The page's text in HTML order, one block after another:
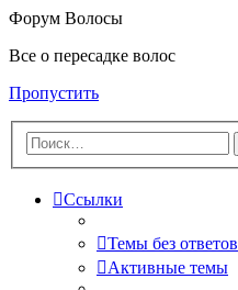
Форум Волосы
Все о пересадке волос
Пропустить
Ссылки
Темы без ответов
Активные темы